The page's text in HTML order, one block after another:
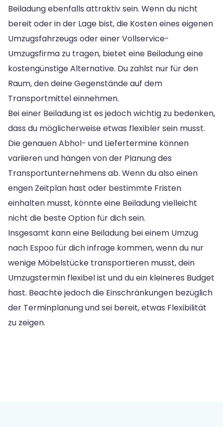
Beiladung ebenfalls attraktiv sein. Wenn du nicht
bereit oder in der Lage bist, die Kosten eines eigenen
Umzugsfahrzeugs oder einer Vollservice-
Umzugsfirma zu tragen, bietet eine Beiladung eine
kostengünstige Alternative. Du zahlst nur für den
Raum, den deine Gegenstände auf dem
Transportmittel einnehmen.
Bei einer Beiladung ist es jedoch wichtig zu bedenken,
dass du möglicherweise etwas flexibler sein musst.
Die genauen Abhol- und Liefertermine können
variieren und hängen von der Planung des
Transportunternehmens ab. Wenn du also einen
engen Zeitplan hast oder bestimmte Fristen
einhalten musst, könnte eine Beiladung vielleicht
nicht die beste Option für dich sein.
Insgesamt kann eine Beiladung bei einem Umzug
nach Espoo für dich infrage kommen, wenn du nur
wenige Möbelstücke transportieren musst, dein
Umzugstermin flexibel ist und du ein kleineres Budget
hast. Beachte jedoch die Einschränkungen bezüglich
der Terminplanung und sei bereit, etwas Flexibilität
zu zeigen.